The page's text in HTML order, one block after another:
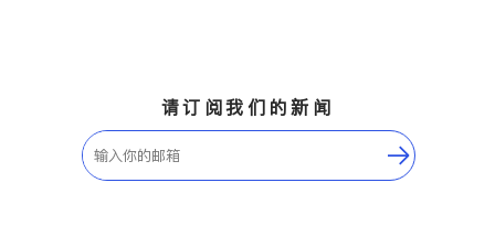
请订阅我们的新闻